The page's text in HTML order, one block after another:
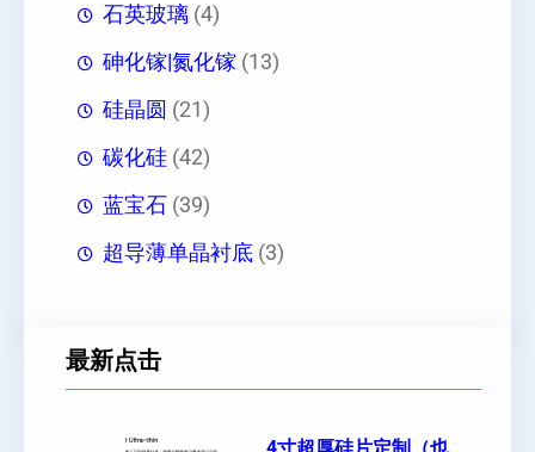
石英玻璃 (4)
砷化镓|氮化镓 (13)
硅晶圆 (21)
碳化硅 (42)
蓝宝石 (39)
超导薄单晶衬底 (3)
最新点击
4寸超厚硅片定制（也